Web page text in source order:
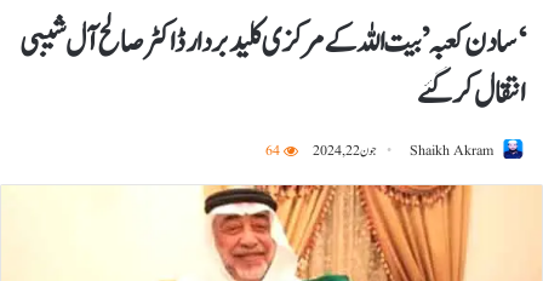
‘سادن کعبہ’ بیت اللہ کے مرکزی کلید بردار ڈاکٹر صالح آل شیبی
انتقال کر گئے
Shaikh Akram جون 22, 2024 64